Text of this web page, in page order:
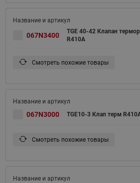
067N3400
TGE 40-42 Клапан
R410A
Смотреть похожие товары
067N3000 TGE10-3 Клап терм
Смотреть похожие товары